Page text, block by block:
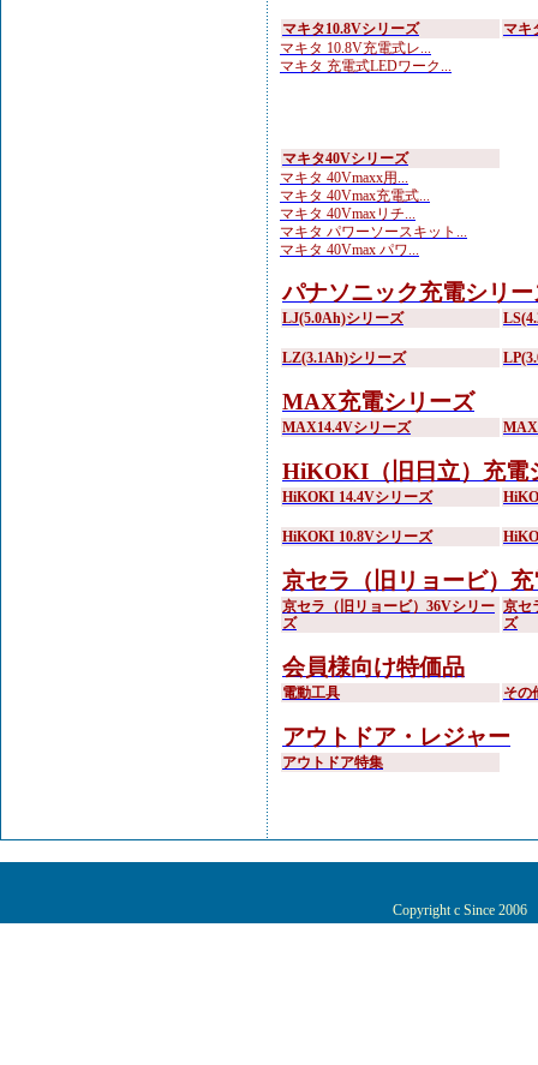
マキタ10.8Vシリーズ
マキタ 10.8V充電式レ...
マキタ 充電式LEDワーク...
マキ
マキタ40Vシリーズ
マキタ 40Vmaxx用...
マキタ 40Vmax充電式...
マキタ 40Vmaxリチ...
マキタ パワーソースキット...
マキタ 40Vmax パワ...
パナソニック充電シリー
LJ(5.0Ah)シリーズ
LZ(3.1Ah)シリーズ
MAX充電シリーズ
MAX14.4Vシリーズ
HiKOKI（旧日立）充電
HiKOKI 14.4Vシリーズ
HiKOKI 10.8Vシリーズ
京セラ（旧リョービ）
京セラ（旧リョービ）36Vシリー
ズ
京セ
ズ
会員様向け特価品
電動工具 その
アウトドア・レジャー
アウトドア特集
Copyright c Since